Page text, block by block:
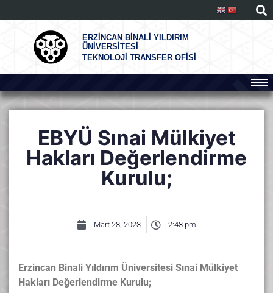
ERZİNCAN BİNALİ YILDIRIM
ÜNİVERSİTESİ
TEKNOLOJİ TRANSFER OFİSİ
EBYÜ Sınai Mülkiyet
Hakları Değerlendirme
Kurulu;
Mart 28, 2023 2:48 pm
Erzincan Binali Yıldırım Üniversitesi Sınai Mülkiyet
Hakları Değerlendirme Kurulu;